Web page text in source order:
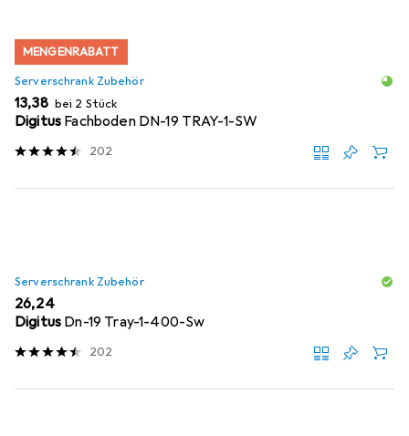
MENGENRABATT
Serverschrank Zubehör
EUR
13,38 bei 2 Stück
Digitus Fachboden DN-19 TRAY-1-SW
202
Serverschrank Zubehör
EUR
26,24
Digitus Dn-19 Tray-1-400-Sw
202